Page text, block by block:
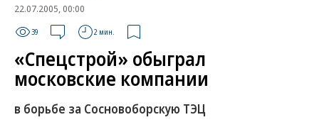
22.07.2005, 00:00
39 2 мин.
«Спецстрой» обыграл
московские компании
в борьбе за Сосновоборскую ТЭЦ